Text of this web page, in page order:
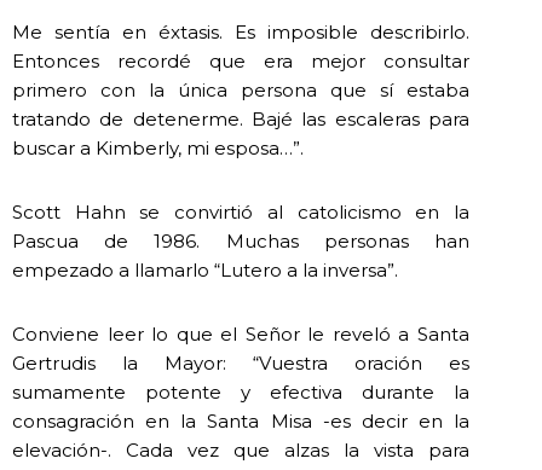
Me sentía en éxtasis. Es imposible describirlo.
Entonces recordé que era mejor consultar
primero con la única persona que sí estaba
tratando de detenerme. Bajé las escaleras para
buscar a Kimberly, mi esposa…”.
Scott Hahn se convirtió al catolicismo en la
Pascua de 1986. Muchas personas han
empezado a llamarlo “Lutero a la inversa”.
Conviene leer lo que el Señor le reveló a Santa
Gertrudis la Mayor: “Vuestra oración es
sumamente potente y efectiva durante la
consagración en la Santa Misa -es decir en la
elevación-. Cada vez que alzas la vista para